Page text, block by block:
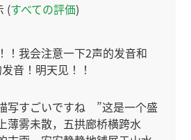
(すべての評価)
！我会注意一下2声的发音和
音！明天见！！
写すごいですね ”这是一个盛
薄雾未散，五拱廊桥横跨水